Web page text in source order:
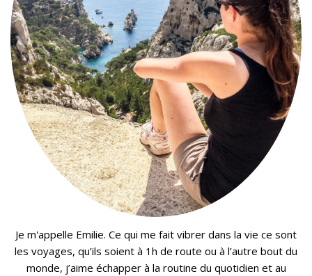
Je m'appelle Emilie. Ce qui me fait vibrer dans la vie ce sont
les voyages, qu’ils soient à 1h de route ou à l’autre bout du
monde, j’aime échapper à la routine du quotidien et au